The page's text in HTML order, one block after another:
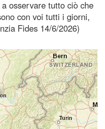
osservare tutto ciò che
con voi tutti i giorni,
Fides 14/6/2026)